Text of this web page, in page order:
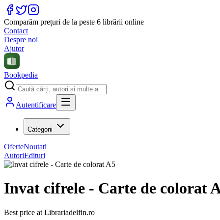
Comparăm prețuri de la peste 6 librării online
Contact
Despre noi
Ajutor
Bookpedia
Autentificare
Categorii
OferteNoutati
AutoriEdituri
Invat cifrele - Carte de colorat
Best price at Librariadelfin.ro